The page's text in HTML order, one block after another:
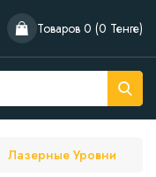
Товаров 0 (0 Тенге)
Лазерные Уровни